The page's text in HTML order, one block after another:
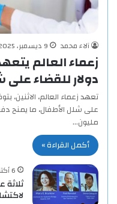
آلاء محمد
9 ديسمبر، 2025
دولار للقضاء
مليون…
أكمل القراءة »
6 أكتوبر، 2025
ثلاثة